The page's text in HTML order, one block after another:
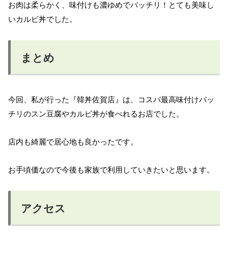
お肉は柔らかく、味付けも濃ゆめでバッチリ！とても美味し
いカルビ丼でした。
まとめ
今回、私が行った『韓丼佐賀店』は、コスパ最高味付けバッ
チリのスン豆腐やカルビ丼が食べれるお店でした。
店内も綺麗で居心地も良かったです。
お手頃価なので今後も家族で利用していきたいと思います。
アクセス